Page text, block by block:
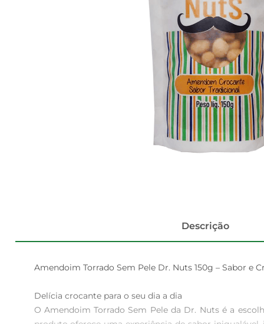
Descrição
Amendoim Torrado Sem Pele Dr. Nuts 150g – Sabor e
Delícia crocante para o seu dia a dia
O Amendoim Torrado Sem Pele da Dr. Nuts é a